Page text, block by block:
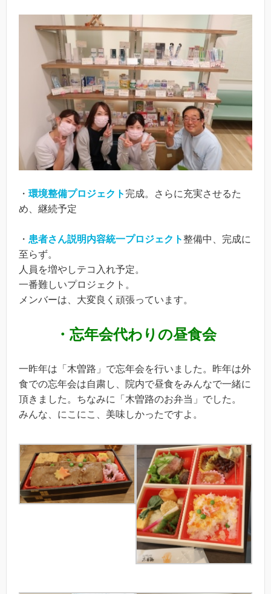
・ 環境整備プロジェクト 完成。さらに充実させるた
め、継続予定
・ 患者さん説明内容統一プロジェクト整備中、完成に
至らず。
人員を増やしテコ入れ予定。
一番難しいプロジェクト。
メンバーは、大変良く頑張っています。
・忘年会代わりの昼食会
一昨年は「木曽路」で忘年会を行いました。昨年は外
食での忘年会は自粛し、院内で昼食をみんなで一緒に
頂きました。ちなみに「木曽路のお弁当」でした。
みんな、にこにこ、美味しかったですよ。